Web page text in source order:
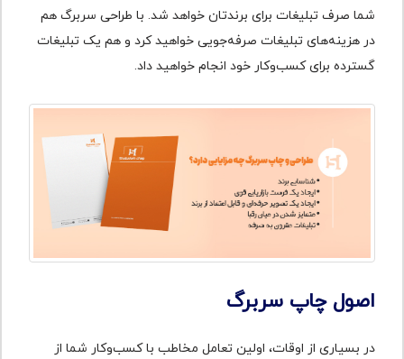
شما صرف تبلیغات برای برندتان خواهد شد. با طراحی سربرگ هم
در هزینه‌های تبلیغات صرفه‌جویی خواهید کرد و هم یک تبلیغات
گسترده برای کسب‌وکار خود انجام خواهید داد.
اصول چاپ سربرگ
در بسیاری از اوقات، اولین تعامل مخاطب با کسب‌وکار شما از